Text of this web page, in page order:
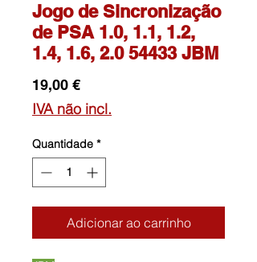
Jogo de Sincronização
de PSA 1.0, 1.1, 1.2,
1.4, 1.6, 2.0 54433 JBM
19,00 €Preço
IVA não incl.
Quantidade *
Adicionar ao carrinho